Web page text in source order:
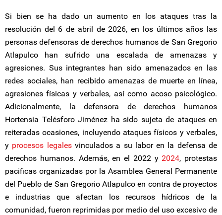
Si bien se ha dado un aumento en los ataques tras la
resolución del 6 de abril de 2026, en los últimos años las
personas defensoras de derechos humanos de San Gregorio
Atlapulco han sufrido una escalada de amenazas y
agresiones. Sus integrantes han sido amenazados en las
redes sociales, han recibido amenazas de muerte en línea,
agresiones físicas y verbales, así como acoso psicológico.
Adicionalmente, la defensora de derechos humanos
Hortensia Telésforo Jiménez ha sido sujeta de ataques en
reiteradas ocasiones, incluyendo ataques físicos y verbales,
y procesos legales vinculados a su labor en la defensa de
derechos humanos. Además, en el 2022 y2024, protestas
pacificas organizadas por la Asamblea General Permanente
del Pueblo de San Gregorio Atlapulco en contra de proyectos
e industrias que afectan los recursos hídricos de la
comunidad, fueron reprimidas por medio del uso excesivo de